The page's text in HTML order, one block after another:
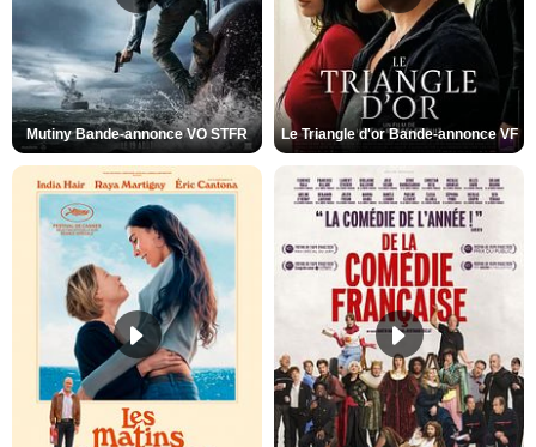
Mutiny Bande-annonce VO STFR Le Triangle d'or Bande-annonce VF